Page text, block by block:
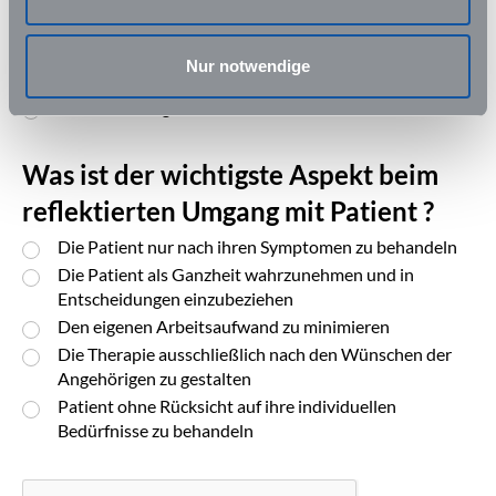
Nur notwendige
betrachten.
Vor jedem Einsatz sollte der Ethikratgeber erneut
Was ist der wichtigste Aspekt beim
reflektierten Umgang mit Patient ?
Die Patient nur nach ihren Symptomen zu behandeln
Die Patient als Ganzheit wahrzunehmen und in
Entscheidungen einzubeziehen
Den eigenen Arbeitsaufwand zu minimieren
Die Therapie ausschließlich nach den Wünschen der
Angehörigen zu gestalten
Patient ohne Rücksicht auf ihre individuellen
Bedürfnisse zu behandeln